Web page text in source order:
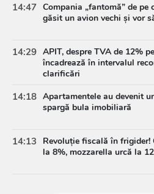
14:47 Compania „fantomă” de pe
găsit un avion vechi și vor
14:29 APIT, despre TVA de 12%
încadrează în intervalul
clarificări
14:18 Apartamentele au devenit
spargă bula imobiliară
14:13
Revoluție fiscală în frigider!
la 8%, mozzarella urcă la